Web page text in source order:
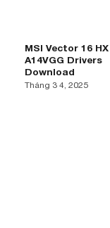
MSI Vector 16 HX
A14VGG Drivers
Download
Tháng 3 4, 2025